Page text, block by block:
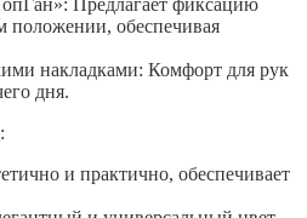
положении, обеспечивая
накладками: Комфорт для рук
дня.
и практично, обеспечивает